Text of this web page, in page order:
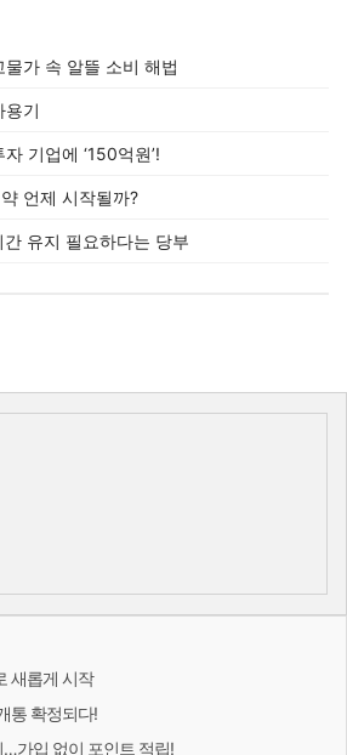
가 속 알뜰 소비 해법
용기
기업에 ‘150억원’!
언제 시작될까?
유지 필요하다는 당부
새롭게 시작
통 확정되다!
가입 없이 포인트 적립!